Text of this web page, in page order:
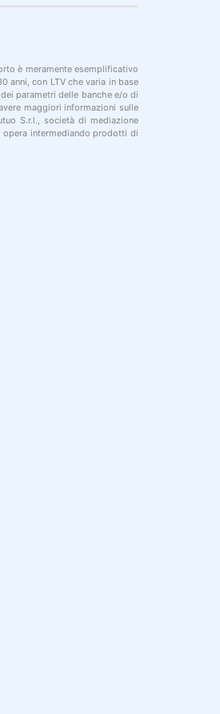
è meramente esemplificativo
anni, con LTV che varia in base
parametri delle banche e/o di
maggiori informazioni sulle
S.r.l., società di mediazione
intermediando prodotti di